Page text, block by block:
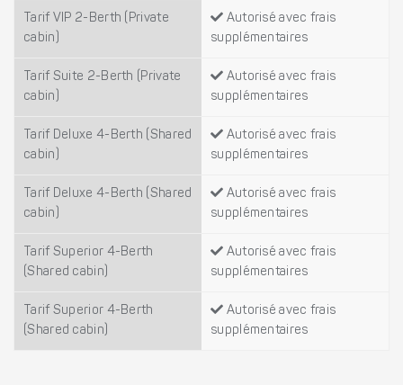
Tarif VIP 2-Berth (Private
cabin)
Autorisé avec frais
supplémentaires
Tarif Suite 2-Berth (Private
cabin)
Autorisé avec frais
supplémentaires
Tarif Deluxe 4-Berth (Shared
cabin)
Autorisé avec frais
supplémentaires
Tarif Deluxe 4-Berth (Shared
cabin)
Autorisé avec frais
supplémentaires
Tarif Superior 4-Berth
(Shared cabin)
Autorisé avec frais
supplémentaires
Tarif Superior 4-Berth
(Shared cabin)
Autorisé avec frais
supplémentaires